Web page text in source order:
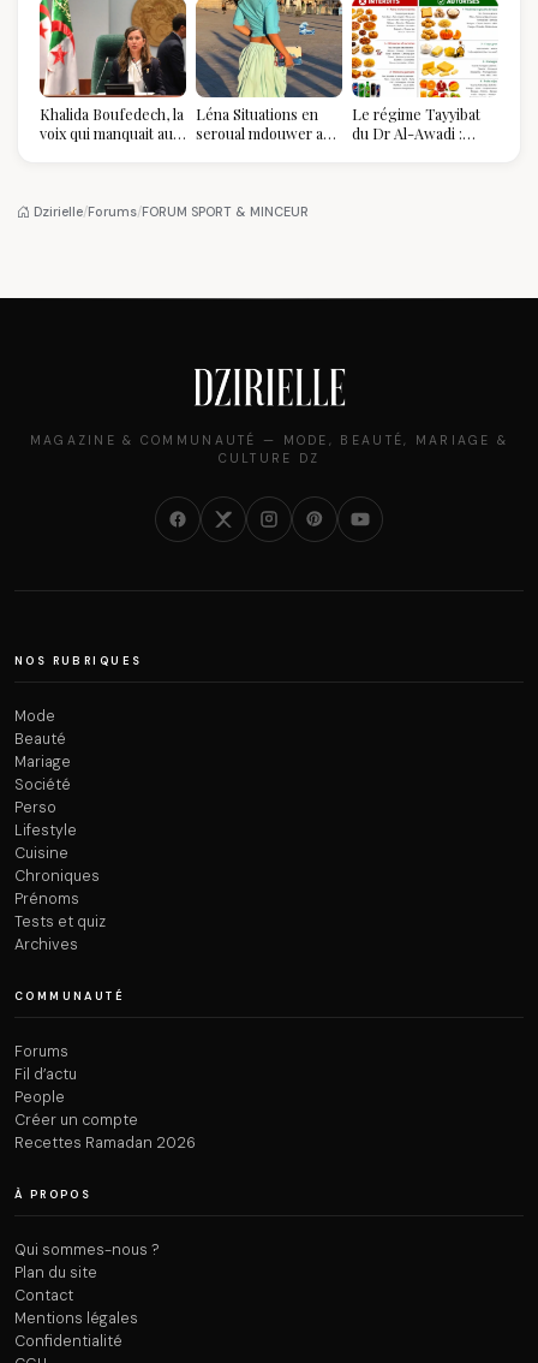
Khalida Boufedech, la
voix qui manquait au
Léna Situations en
seroual mdouwer au
pièce mode de l'été
Le régime Tayyibat
du Dr Al-Awadi :
Dzirielle/Forums/FORUM SPORT & MINCEUR
MAGAZINE & COMMUNAUTÉ — MODE, BEAUTÉ, MARIAGE &
CULTURE DZ
NOS RUBRIQUES
Mode
Beauté
Mariage
Société
Perso
Lifestyle
Cuisine
Chroniques
Prénoms
Tests et quiz
Archives
COMMUNAUTÉ
Forums
Fil d’actu
People
Créer un compte
Recettes Ramadan 2026
À PROPOS
Qui sommes-nous ?
Plan du site
Contact
Mentions légales
Confidentialité